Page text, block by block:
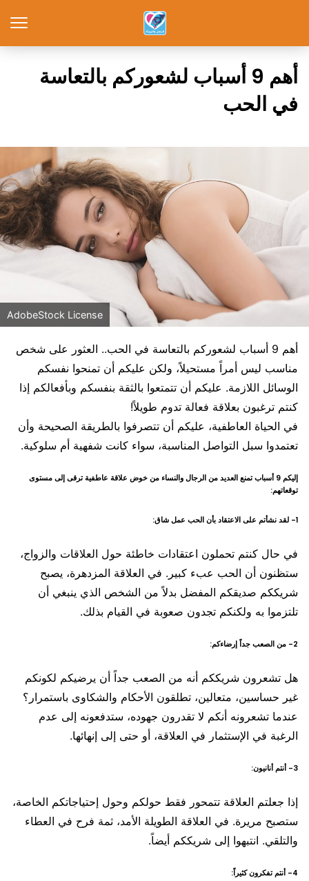
أهم 9 أسباب لشعوركم بالتعاسة
في الحب
AdobeStock License
أهم 9 أسباب لشعوركم بالتعاسة في الحب.. العثور على شخص
مناسب ليس أمراً مستحيلاً، ولكن عليكم أن تمنحوا نفسكم
الوسائل اللازمة. عليكم أن تتمتعوا بالثقة بنفسكم وبأفعالكم إذا
كنتم ترغبون بعلاقة فعالة تدوم طويلاً!
في الحياة العاطفية، عليكم أن تتصرفوا بالطريقة الصحيحة وأن
تعتمدوا سبل التواصل المناسبة، سواء كانت شفهية أم سلوكية.
إليكم 9 أسباب تمنع العديد من الرجال والنساء من خوض علاقة عاطفية ترقى إلى مستوى
توقعاتهم:
1- لقد نشأتم على الاعتقاد بأن الحب عمل شاق:
في حال كنتم تحملون اعتقادات خاطئة حول العلاقات والزواج،
ستظنون أن الحب عبء كبير. في العلاقة المزدهرة، يصبح
شريككم صديقكم المفضل بدلاً من الشخص الذي ينبغي أن
تلتزموا به ولكنكم تجدون صعوبة في القيام بذلك.
2- من الصعب جداً إرضاءكم:
هل تشعرون شريككم أنه من الصعب جداً أن يرضيكم لكونكم
غير حساسين، متعالين، تطلقون الأحكام والشكاوى باستمرار؟
عندما تشعرونه أنكم لا تقدرون جهوده، ستدفعونه إلى عدم
الرغبة في الإستثمار في العلاقة، أو حتى إلى إنهائها.
3- أنتم أنانيون:
إذا جعلتم العلاقة تتمحور فقط حولكم وحول إحتياجاتكم الخاصة،
ستصبح مريرة. في العلاقة الطويلة الأمد، ثمة فرح في العطاء
والتلقي. انتبهوا إلى شريككم أيضاً.
4- أنتم تفكرون كثيراً: